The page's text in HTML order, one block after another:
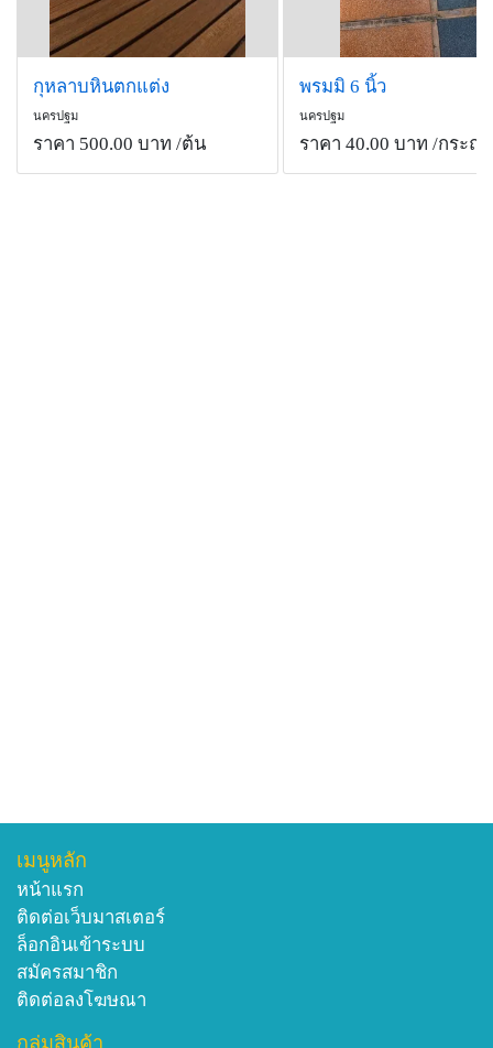
กุหลาบหินตกแต่ง
นครปฐม
ราคา 500.00 บาท /ต้น
พรมมิ 6 นิ้ว
นครปฐม
ราคา 40.00 บาท /กระถา
เมนูหลัก
หน้าแรก
ติดต่อเว็บมาสเตอร์
ล็อกอินเข้าระบบ
สมัครสมาชิก
ติดต่อลงโฆษณา